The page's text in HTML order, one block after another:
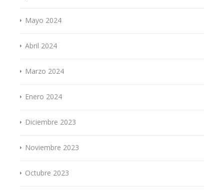
Mayo 2024
Abril 2024
Marzo 2024
Enero 2024
Diciembre 2023
Noviembre 2023
Octubre 2023